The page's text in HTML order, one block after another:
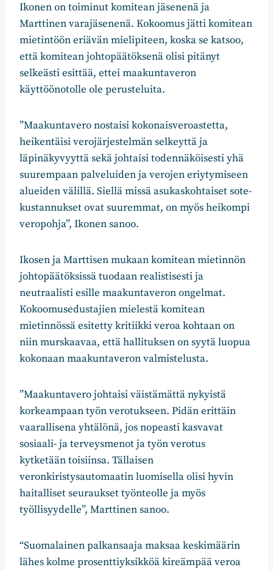
Ikonen on toiminut komitean jäsenenä ja
Marttinen varajäsenenä. Kokoomus jätti komitean
mietintöön eriävän mielipiteen, koska se katsoo,
että komitean johtopäätöksenä olisi pitänyt
selkeästi esittää, ettei maakuntaveron
käyttöönotolle ole perusteluita.
”Maakuntavero nostaisi kokonaisveroastetta,
heikentäisi verojärjestelmän selkeyttä ja
läpinäkyvyyttä sekä johtaisi todennäköisesti yhä
suurempaan palveluiden ja verojen eriytymiseen
alueiden välillä. Siellä missä asukaskohtaiset sote-
kustannukset ovat suuremmat, on myös heikompi
veropohja”, Ikonen sanoo.
Ikosen ja Marttisen mukaan komitean mietinnön
johtopäätöksissä tuodaan realistisesti ja
neutraalisti esille maakuntaveron ongelmat.
Kokoomusedustajien mielestä komitean
mietinnössä esitetty kritiikki veroa kohtaan on
niin murskaavaa, että hallituksen on syytä luopua
kokonaan maakuntaveron valmistelusta.
”Maakuntavero johtaisi väistämättä nykyistä
korkeampaan työn verotukseen. Pidän erittäin
vaarallisena yhtälönä, jos nopeasti kasvavat
sosiaali- ja terveysmenot ja työn verotus
kytketään toisiinsa. Tällaisen
veronkiristysautomaatin luomisella olisi hyvin
haitalliset seuraukset työnteolle ja myös
työllisyydelle”, Marttinen sanoo.
“Suomalainen palkansaaja maksaa keskimäärin
lähes kolme prosenttiyksikköä kireämpää veroa